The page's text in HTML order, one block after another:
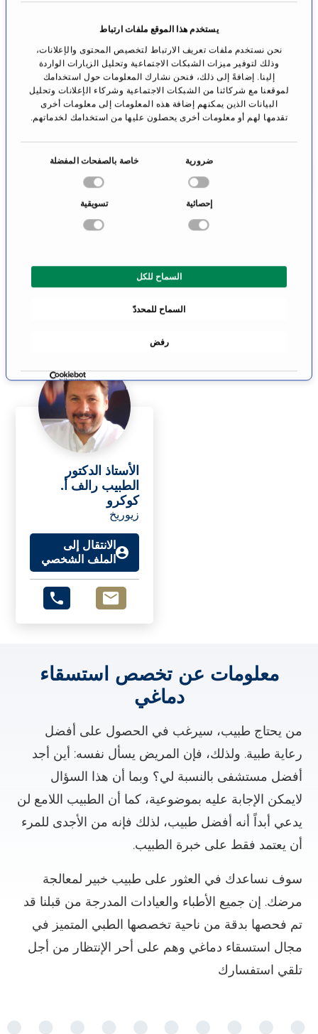
يستخدم هذا الموقع ملفات ارتباط
نحن نستخدم ملفات تعريف الارتباط لتخصيص المحتوى والإعلانات،
وذلك لتوفير ميزات الشبكات الاجتماعية وتحليل الزيارات الواردة
إلينا. إضافةً إلى ذلك، فنحن نشارك المعلومات حول استخدامك
لموقعنا مع شركائنا من الشبكات الاجتماعية وشركاء الإعلانات وتحليل
البيانات الذين يمكنهم إضافة هذه المعلومات إلى معلومات أخرى
تقدمها لهم أو معلومات أخرى يحصلون عليها من استخدامك لخدماتهم.
ة
ضرورية خاصة بالصفحات المفضلة
إحصائية تسويقية
السماح للكل
السماح للمحددّ
رفض
الملف الشخصي الملف الشخصي
البروفيسور الدكتور
ميشائيل راينرت
جراحة الأعصاب
الملف الشخصي
أ. د. يواخيم أورتِل
الملف الشخصي
الأستاذ الدكتور
الطبيب رالف أ.
كوكرو
زيوريخ
الانتقال إلى
الملف الشخصي
معلومات عن تخصص استسقاء
دماغي
من يحتاج طبيب، سيرغب في الحصول على أفضل
رعاية طبية. ولذلك، فإن المريض يسأل نفسه: أين أجد
أفضل مستشفى بالنسبة لي؟ وبما أن هذا السؤال
لايمكن الإجابة عليه بموضوعية، كما أن الطبيب اللامع لن
يدعي أبداً أنه أفضل طبيب، لذلك فإنه من الأجدى للمرء
أن يعتمد فقط على خبرة الطبيب.
سوف نساعدك في العثور على طبيب خبير لمعالجة
مرضك. إن جميع الأطباء والعيادات المدرجة من قبلنا قد
تم فحصها بدقة من ناحية تخصصها الطبي المتميز في
مجال استسقاء دماغي وهم على أحر الإنتظار من أجل
تلقي استفسارك